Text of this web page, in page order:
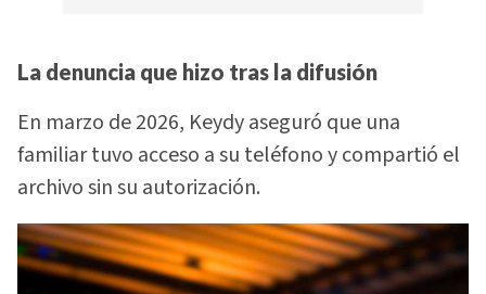
La denuncia que hizo tras la difusión
En marzo de 2026, Keydy aseguró que una
familiar tuvo acceso a su teléfono y compartió el
archivo sin su autorización.